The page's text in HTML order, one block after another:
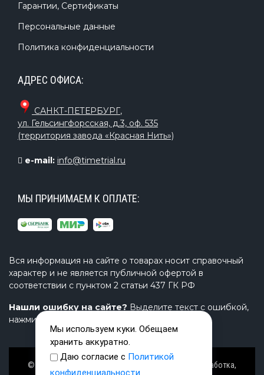
Гарантии, Сертификаты
Персональные данные
Политика конфиденциальности
АДРЕС ОФИСА:
САНКТ-ПЕТЕРБУРГ,
ул. Гельсингфорсская, д.3, оф. 535
(территория завода «Красная Нить»)
e-mail: info@timetrial.ru
МЫ ПРИНИМАЕМ К ОПЛАТЕ:
Вся информация на сайте о товарах носит справочный
характер и не является публичной офертой в
соответствии с пунктом 2 статьи 437 ГК РФ
Нашли ошибку на сайте? Выделите текст с ошибкой,
нажмите Ctrl+Enter и напишите нам.
© Завод TimeTrial (ТаймТриал) - производство, разработка,
Мы используем куки. Обещаем
хранить аккуратно.
Даю согласие с Политикой
конфиденциальности